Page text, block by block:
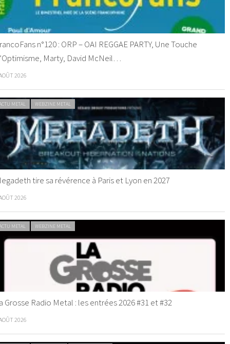
n°120 : ORP – OAI REGGAE PARTY, Une Touche
Marty, David McNeil…
2026
METAL WEBZINE METAL
tire sa révérence à Paris et Lyon en 2027
2026
METAL WEBZINE METAL
Grosse Radio Metal : les entrées 2026 #31 et #32
2026